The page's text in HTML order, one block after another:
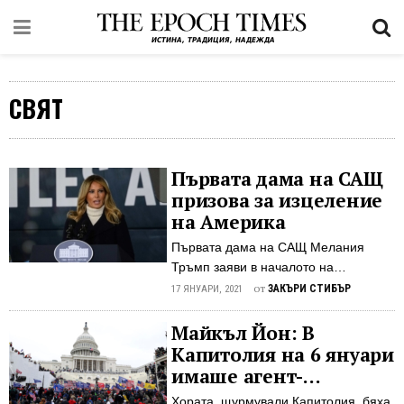
СВЯТ
Първата дама на САЩ
призова за изцеление
на Америка
Първата дама на САЩ Мелания
Тръмп заяви в началото на
седмицата, че е „разочарована и
избухнало в столицата Вашингтон на
6 януари, и призова американците
да „се изцелят по цивилизован
начин“. В своето първо изявление,
17 ЯНУАРИ, 2021 от ЗАКЪРИ СТИБЪР
Майкъл Йон: В
Капитолия на 6 януари
имаше агент-
провокатори